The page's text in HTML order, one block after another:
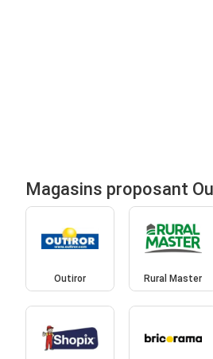
Magasins proposant
Outiror Rural Master